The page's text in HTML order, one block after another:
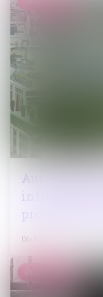
Autorisations
introduit de
projets
06/12/2024
Droit pénal